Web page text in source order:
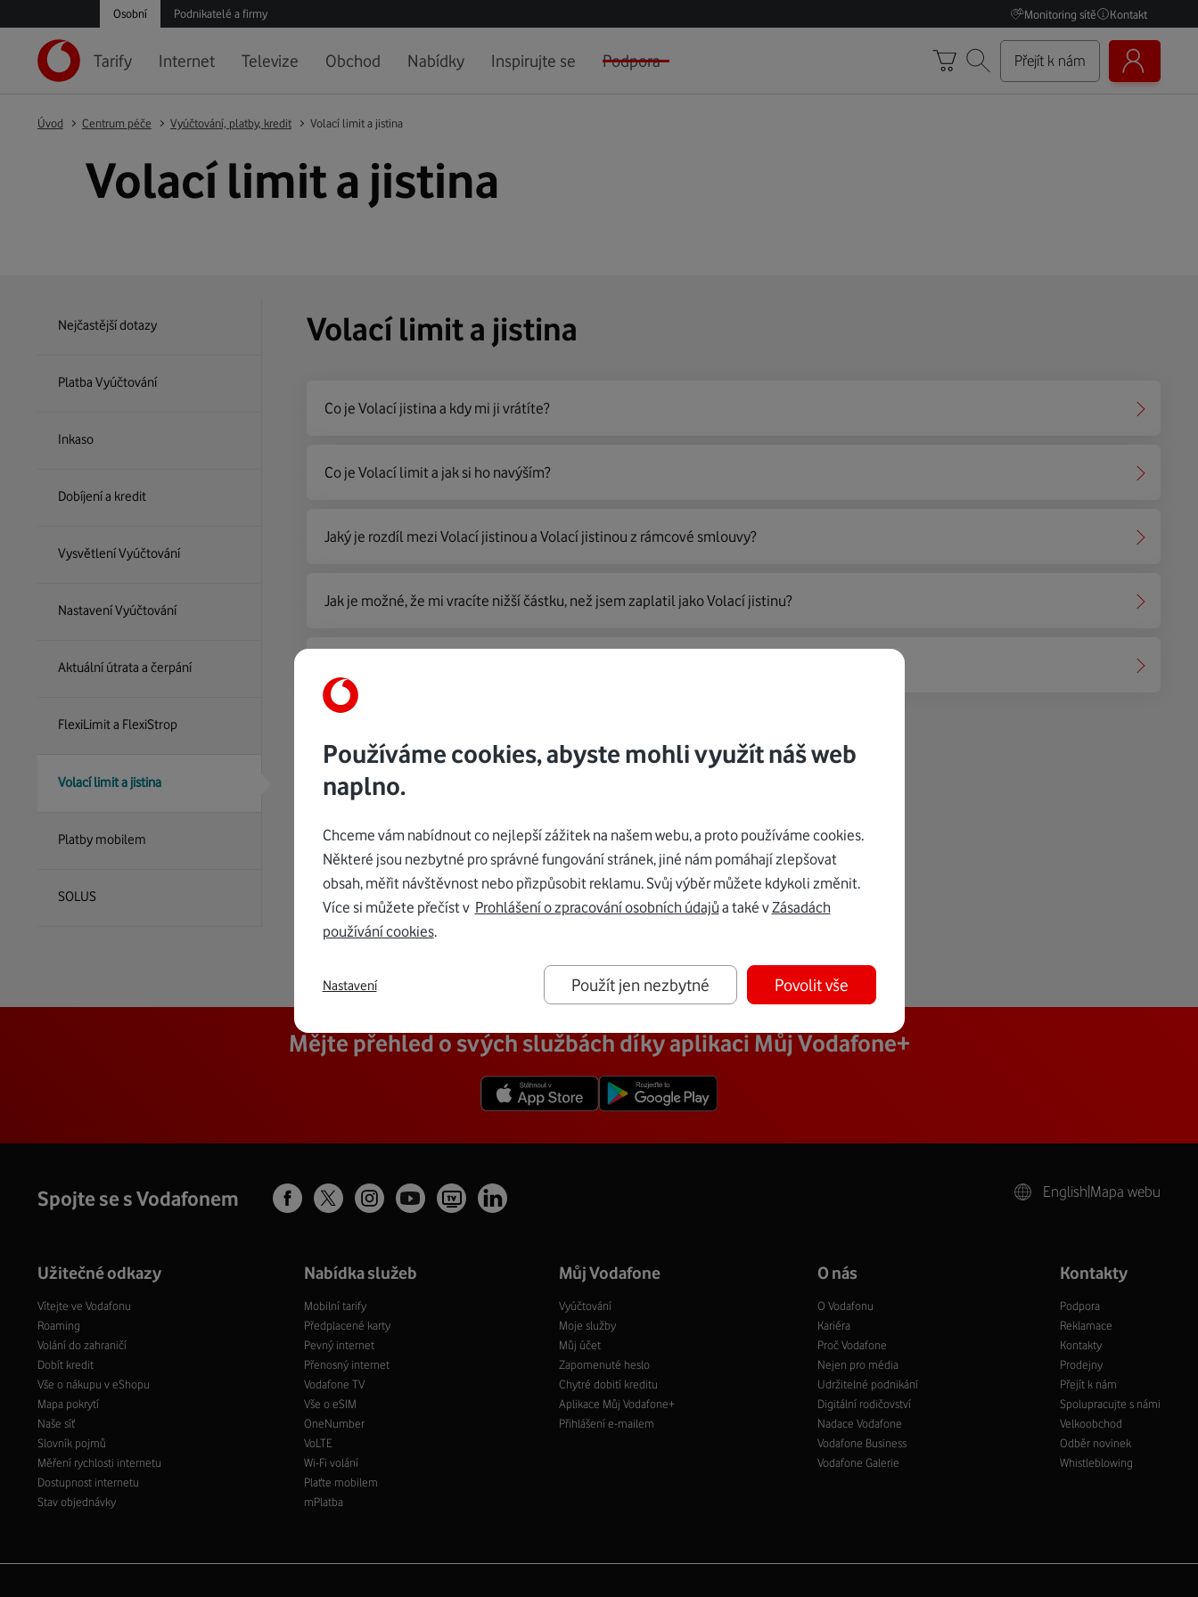
Osobní Podnikatelé a firmy Monitoring sítě Kontakt
Tarify Internet Televize Obchod Nabídky Inspirujte se Podpora Přejít k nám
Úvod Centrum péče Vyúčtování, platby, kredit Volací limit a jistina
Volací limit a jistina
Nejčastější dotazy
Platba Vyúčtování
Inkaso
Dobíjení a kredit
Vysvětlení Vyúčtování
Nastavení Vyúčtování
Aktuální útrata a čerpání
FlexiLimit a FlexiStrop
Volací limit a jistina
Platby mobilem
SOLUS
Volací limit a jistina
Co je Volací jistina a kdy mi ji vrátíte?
Co je Volací limit a jak si ho navýším?
Jaký je rozdíl mezi Volací jistinou a Volací jistinou z rámcové smlouvy?
Jak je možné, že mi vracíte nižší částku, než jsem zaplatil jako Volací jistinu?
Nenašli jste odpověď?
Mějte přehled o svých službách díky aplikaci Můj Vodafone+
Spojte se s Vodafonem English Mapa webu
Užitečné odkazy
Vítejte ve Vodafonu
Roaming
Volání do zahraničí
Dobít kredit
Vše o nákupu v eShopu
Mapa pokrytí
Naše síť
Slovník pojmů
Měření rychlosti internetu
Dostupnost internetu
Stav objednávky
Nabídka služeb
Mobilní tarify
Předplacené karty
Pevný internet
Přenosný internet
Vodafone TV
Vše o eSIM
OneNumber
VoLTE
Wi-Fi volání
Plaťte mobilem
mPlatba
Můj Vodafone
Vyúčtování
Moje služby
Můj účet
Zapomenuté heslo
Chytré dobití kreditu
Aplikace Můj Vodafone+
Přihlášení e-mailem
O nás
O Vodafonu
Kariéra
Proč Vodafone
Nejen pro média
Udržitelné podnikání
Digitální rodičovství
Nadace Vodafone
Vodafone Business
Vodafone Galerie
Kontakty
Podpora
Reklamace
Kontakty
Prodejny
Přejít k nám
Spolupracujte s námi
Velkoobchod
Odběr novinek
Whistleblowing
Používáme cookies, abyste mohli využít náš web
naplno.
Chceme vám nabídnout co nejlepší zážitek na našem webu, a proto používáme cookies.
Některé jsou nezbytné pro správné fungování stránek, jiné nám pomáhají zlepšovat
obsah, měřit návštěvnost nebo přizpůsobit reklamu. Svůj výběr můžete kdykoli změnit.
Více si můžete přečíst v Prohlášení o zpracování osobních údajů a také vZásadách
používání cookies.
Použít jen nezbytné Povolit vše
Nastavení